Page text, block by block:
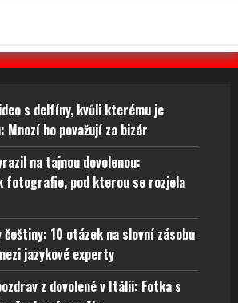
s delfíny, kvůli kterému je
Mnozí ho považují za bizár
na tajnou dovolenou:
fotografie, pod kterou se rozjela
10 otázek na slovní zásobu
jazykové experty
z dovolené v Itálii: Fotka s